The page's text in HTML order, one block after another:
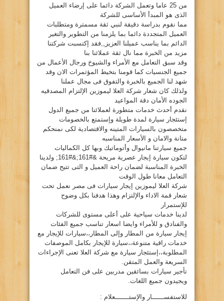
من 25 عاما وتعمل الشركة دائما على إرضاء العميل
الذى هو المبدأ الأساسى للشركة
مما نقوم بدراسة دقيقة لنبي ثقة مسمترة ومتطلبات
العميل المتجددة دائما بما يلزمنا من التطوير والتغير
الدائم بما يناسب عميلنا العزيز,,فقد إكتسبت شركتنا
مزيد من الخبرة مما نال ثقة عملائنا بنا
وقد سبق التعامل مع الأمراء والشيوخ ورجال الأعمال من
جميع الجنسيات كما قومنا بتخيط المؤتمرات الان وقد
شهد لنا الجميع بالخبرة والتفوق فى مجال عملنا
ولذلك كان شعار شركة العلا ليموزين الإلتزام المصدقيه
الجوده الأمان دقة المواعيد
نقدم أحدث خدمات متطورة لعملائنا من جميع الدول
إستئجار سيارة لمدة طويلة وإستمتع بالخصومات
متخصصون بالسيارات المتينه والاقتصادية لكى نمنحكم
متانة والامان و الأسعار المناسبه
جميع سيارتنا مانيوال وأتوماتيك وبها كل الكماليات
لتكون سيارة إيجار عصرية مريحة &#161;&#161; ولدينا
الخبرة المناسبة لضمان راحة العميل و التى تتيح ضمان
التعامل معانا طول الوقت
شركة العلا ليموزين إيجار سيارات فى مصر نعمل تحت
شعار قمة الاداء والإلتزام وهذا هدفنا بكل وضوح
للإستمرار
لدينا خدمات سياحية على أعلى مستوى للشركات
والفنادق و للأمراء وايضا اسعار تناسب جميع الفئات
إيجار سيارة من المطار وإلى المطار،،سيارات للإيجار مع
خدمات راقية متنوعة،،سيارة للإيجار بكامل الموصفات
المطلوبة،،إستئجار سيارة مع شركة العلا تعنى الإجراءات
السريعة والعمل المتقن.
تأجير سيارات بسائقين مدربين على فن التعامل
ويجيدون جميع اللغات.
للاستفســــــار والإستـــــــعلام :